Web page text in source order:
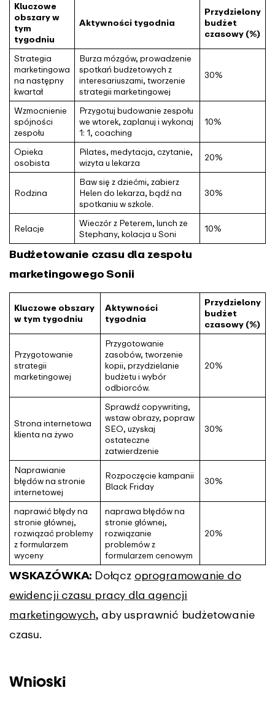
Kluczowe
obszary w
tym
tygodniu
Aktywności tygodnia
Przydzielony
budżet
czasowy (%)
Strategia
marketingowa
na następny
kwartał
Burza mózgów, prowadzenie
spotkań budżetowych z
interesariuszami, tworzenie
strategii marketingowej
30%
Wzmocnienie
spójności
zespołu
Przygotuj budowanie zespołu
we wtorek, zaplanuj i wykonaj
1: 1, coaching
10%
Opieka
osobista
Pilates, medytacja, czytanie,
wizyta u lekarza
20%
Rodzina
Baw się z dziećmi, zabierz
Helen do lekarza, bądź na
spotkaniu w szkole.
30%
Relacje
Wieczór z Peterem, lunch ze
Stephany, kolacja u Soni
10%
Budżetowanie czasu dla zespołu
marketingowego Sonii
Kluczowe obszary
w tym tygodniu
Aktywności
tygodnia
Przydzielony
budżet
czasowy (%)
Przygotowanie
strategii
marketingowej
Przygotowanie
zasobów, tworzenie
kopii, przydzielanie
budżetu i wybór
odbiorców.
20%
Strona internetowa
klienta na żywo
Sprawdź copywriting,
wstaw obrazy, popraw
SEO, uzyskaj
ostateczne
zatwierdzenie
30%
Naprawianie
błędów na stronie
internetowej
Rozpoczęcie kampanii
Black Friday
30%
naprawić błędy na
stronie głównej,
rozwiązać problemy
z formularzem
wyceny
naprawa błędów na
stronie głównej,
rozwiązanie
problemów z
formularzem cenowym
20%
WSKAZÓWKA: Dołącz oprogramowanie do
ewidencji czasu pracy dla agencji
marketingowych, aby usprawnić budżetowanie
czasu.
Wnioski